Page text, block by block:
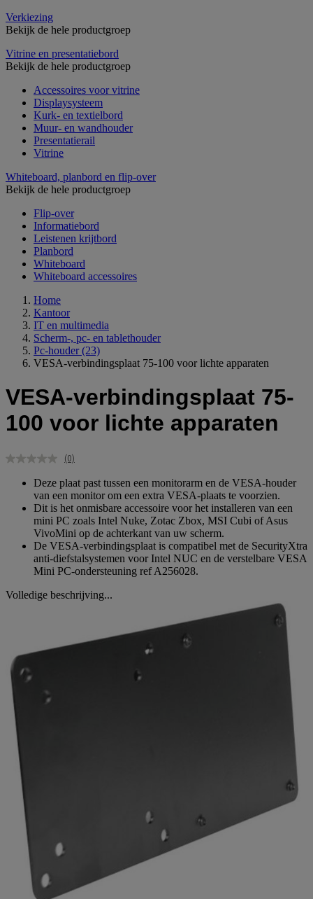
Verkiezing
Bekijk de hele productgroep
Vitrine en presentatiebord
Bekijk de hele productgroep
Accessoires voor vitrine
Displaysysteem
Kurk- en textielbord
Muur- en wandhouder
Presentatierail
Vitrine
Whiteboard, planbord en flip-over
Bekijk de hele productgroep
Flip-over
Informatiebord
Leistenen krijtbord
Planbord
Whiteboard
Whiteboard accessoires
Home
Kantoor
IT en multimedia
Scherm-, pc- en tablethouder
Pc-houder (23)
VESA-verbindingsplaat 75-100 voor lichte apparaten
VESA-verbindingsplaat 75-
100 voor lichte apparaten
Geen
Dezelfde
paginalink.
(0)
Deze plaat past tussen een monitorarm en de VESA-houder
van een monitor om een extra VESA-plaats te voorzien.
Dit is het onmisbare accessoire voor het installeren van een
mini PC zoals Intel Nuke, Zotac Zbox, MSI Cubi of Asus
VivoMini op de achterkant van uw scherm.
De VESA-verbindingsplaat is compatibel met de SecurityXtra
anti-diefstalsystemen voor Intel NUC en de verstelbare VESA
Mini PC-ondersteuning ref A256028.
Volledige beschrijving...